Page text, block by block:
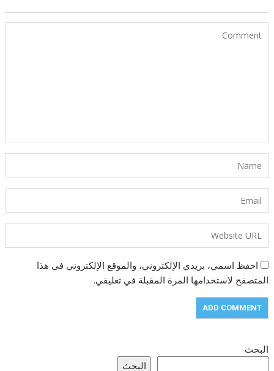
احفظ اسمي، بريدي الإلكتروني، والموقع الإلكتروني في هذا
المتصفح لاستخدامها المرة المقبلة في تعليقي.
البحث
البحث